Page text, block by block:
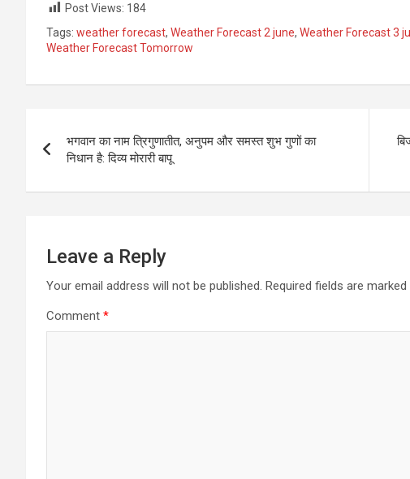
Post Views: 184
Tags: weather forecast, Weather Forecast 2 june, Weather Forecast 3
Weather Forecast Tomorrow
navigation
भगवान का नाम त्रिगुणातीत, अनुपम और समस्त शुभ गुणों का
निधान है: दिव्य मोरारी बापू
Leave a Reply
Your email address will not be published. Required fields are marked
Comment *